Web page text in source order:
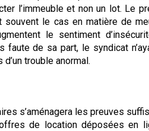
l’immeuble et non un lot. Le
le cas en matière de
le sentiment
de sa part, le syndicat
trouble anormal.
s’aménagera les preuves
de location déposées en